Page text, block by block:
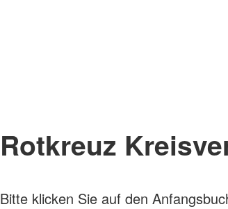
Rotkreuz
Bitte klicken Sie auf den